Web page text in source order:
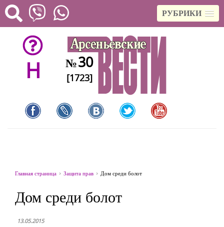
РУБРИКИ
H №30
[1723]
Главная страница Защита прав Дом среди болот
Дом среди болот
13.05.2015